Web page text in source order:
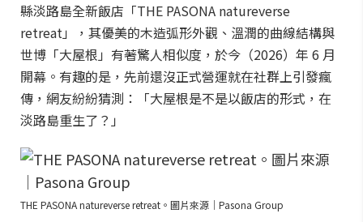
縣淡路島全新飯店「THE PASONA natureverse
retreat」，其優美的木造弧形外觀、溫潤的曲線結構與
世博「大屋根」有著驚人相似度，於今（2026）年 6 月
開幕。有趣的是，先前還沒正式營運就在社群上引發瘋
傳，網友紛紛猜測：「大屋根是不是以飯店的形式，在
淡路島重生了？」
THE PASONA natureverse retreat。圖片來源｜Pasona Group